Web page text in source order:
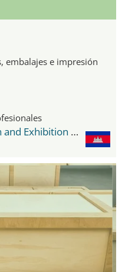
embalajes e impresión
Diamond Island Convention and Exhibition Center